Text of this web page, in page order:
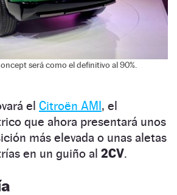
será como el definitivo al 90%.
el Citroën AMI, el
que ahora presentará unos
más elevada o unas aletas
en un guiño al 2CV.